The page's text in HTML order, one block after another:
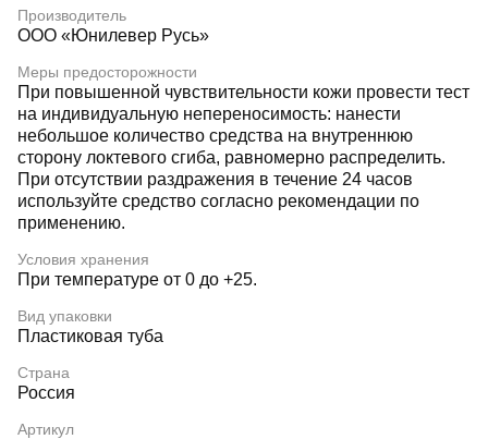
Производитель
ООО «Юнилевер Русь»
Меры предосторожности
При повышенной чувствительности кожи провести тест
на индивидуальную непереносимость: нанести
небольшое количество средства на внутреннюю
сторону локтевого сгиба, равномерно распределить.
При отсутствии раздражения в течение 24 часов
используйте средство согласно рекомендации по
применению.
Условия хранения
При температуре от 0 до +25.
Вид упаковки
Пластиковая туба
Страна
Россия
Артикул